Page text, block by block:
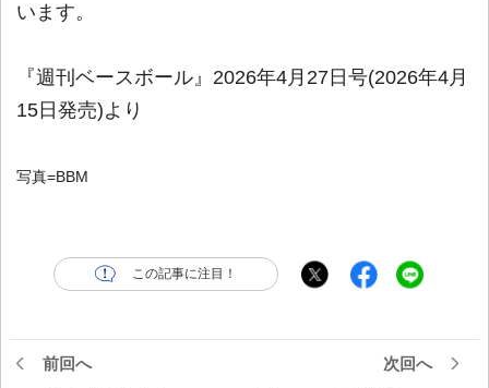
います。
『週刊ベースボール』2026年4月27日号(2026年4月
15日発売)より
写真=BBM
この記事に注目！
前回へ 次回へ